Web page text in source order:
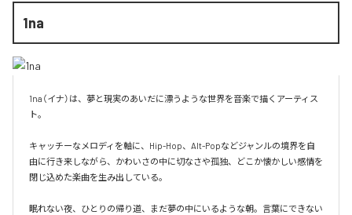
1na
1na（イナ）は、夢と現実のあいだに漂うような世界を音楽で描くアーティス
ト。
キャッチーなメロディを軸に、Hip-Hop、Alt-Popなどジャンルの境界を自
由に行き来しながら、かわいさの中に切なさや孤独、どこか懐かしい感情を
閉じ込めた楽曲を生み出している。
眠れない夜、ひとりの帰り道、まだ夢の中にいるような朝。言葉にできない